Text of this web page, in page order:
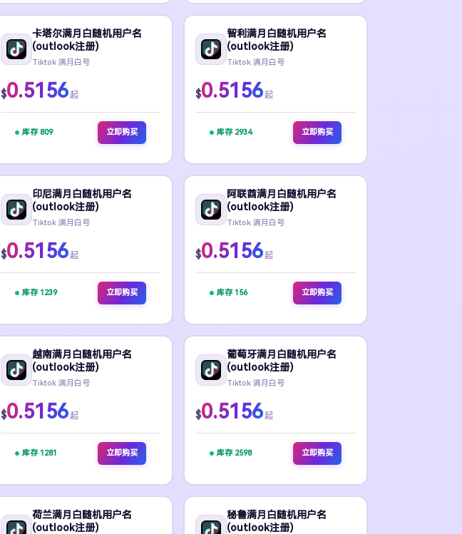
卡塔尔满月白随机用户名
(outlook注册)
Tiktok 满月白号
$0.5156起
库存 809 立即购买
智利满月白随机用户名
(outlook注册)
Tiktok 满月白号
$0.5156起
库存 2934 立即购买
印尼满月白随机用户名
(outlook注册)
Tiktok 满月白号
$0.5156起
库存 1239 立即购买
阿联酋满月白随机用户名
(outlook注册)
Tiktok 满月白号
$0.5156起
库存 156 立即购买
越南满月白随机用户名
(outlook注册)
Tiktok 满月白号
$0.5156起
库存 1281 立即购买
葡萄牙满月白随机用户名
(outlook注册)
Tiktok 满月白号
$0.5156起
库存 2598 立即购买
荷兰满月白随机用户名
(outlook注册)
秘鲁满月白随机用户名
(outlook注册)